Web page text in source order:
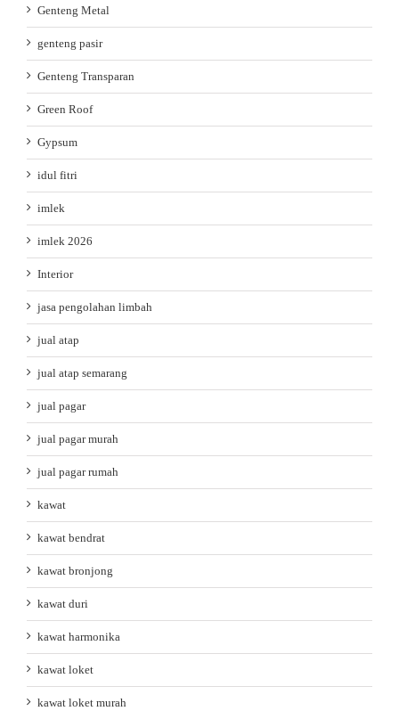
Genteng Metal
genteng pasir
Genteng Transparan
Green Roof
Gypsum
idul fitri
imlek
imlek 2026
Interior
jasa pengolahan limbah
jual atap
jual atap semarang
jual pagar
jual pagar murah
jual pagar rumah
kawat
kawat bendrat
kawat bronjong
kawat duri
kawat harmonika
kawat loket
kawat loket murah